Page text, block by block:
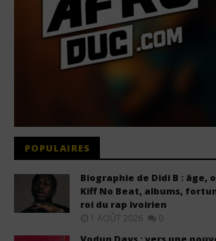
POPULAIRES
Biographie de Didi B : âge,
Kiff No Beat, albums,
roi du rap ivoirien
1 AOÛT 2026 0